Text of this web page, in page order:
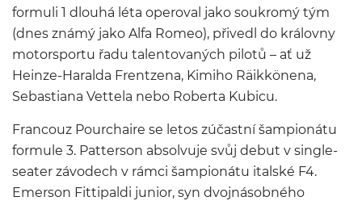
formuli 1 dlouhá léta operoval jako soukromý tým
(dnes známý jako Alfa Romeo), přivedl do královny
motorsportu řadu talentovaných pilotů – ať už
Heinze-Haralda Frentzena, Kimiho Räikkönena,
Sebastiana Vettela nebo Roberta Kubicu.
Francouz Pourchaire se letos zúčastní šampionátu
formule 3. Patterson absolvuje svůj debut v single-
seater závodech v rámci šampionátu italské F4.
Emerson Fittipaldi junior, syn dvojnásobného